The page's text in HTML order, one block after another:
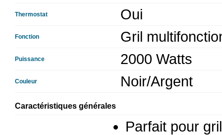
Thermostat Oui
Fonction Gril
Puissance 2000 Watts
Couleur Noir/Argent
Caractéristiques générales
Parfait pour